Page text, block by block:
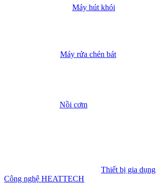
Máy hút khói
Máy rửa chén bát
Nồi cơm
Thiết bị gia dụng
Công nghệ HEATTECH